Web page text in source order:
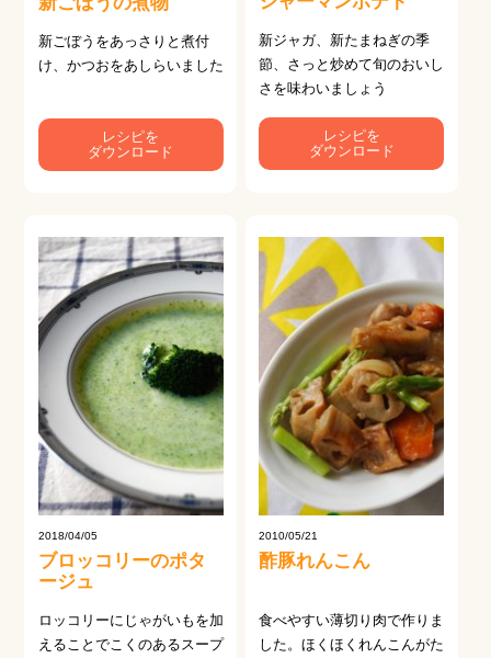
新ごぼうをあっさりと煮付
け、かつおをあしらいました
レシピを
ダウンロード
新ジャガ、新たまねぎの季
節、さっと炒めて旬のおいし
さを味わいましょう
レシピを
ダウンロード
2018/04/05
ブロッコリーのポタ
ージュ
ロッコリーにじゃがいもを加
えることでこくのあるスープ
2010/05/21
酢豚れんこん
食べやすい薄切り肉で作りま
した。ほくほくれんこんがた